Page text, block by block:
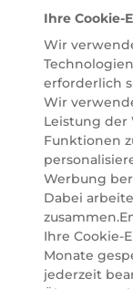
Online Beauty
einfach alles
Hause oder in
BERATUNG &
Marionnaud
und ist seit
Parfümerien
Marktführer im
Österreich. Seit
Deutschland.
attraktive
Marionnaud
lässt. Wir
Arten
Ihre Cookie-
Wir
erforderlich
Wir
Leistung der
Funktionen
Werbung
Dabei
Ihre Cookie-
Monate
jederzeit